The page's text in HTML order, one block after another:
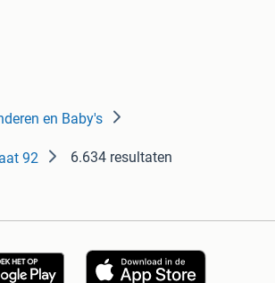
en Baby's
92 6.634 resultaten